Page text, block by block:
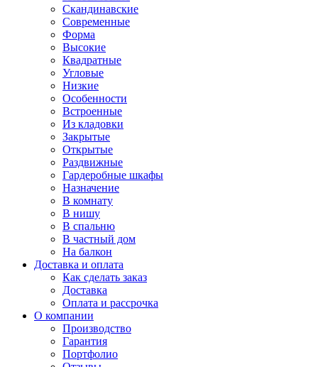
Скандинавские
Современные
Форма
Высокие
Квадратные
Угловые
Низкие
Особенности
Встроенные
Из кладовки
Закрытые
Открытые
Раздвижные
Гардеробные шкафы
Назначение
В комнату
В нишу
В спальню
В частный дом
На балкон
Доставка и оплата
Как сделать заказ
Доставка
Оплата и рассрочка
О компании
Производство
Гарантия
Портфолио